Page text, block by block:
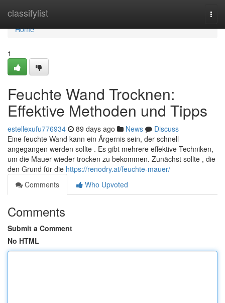
classifylist
Home
Home
1
Feuchte Wand Trocknen:
Effektive Methoden und Tipps
estellexufu776934 89 days ago News
Discuss
Eine feuchte Wand kann ein Ärgernis sein, der schnell
angegangen werden sollte . Es gibt mehrere effektive Techniken,
um die Mauer wieder trocken zu bekommen. Zunächst sollte , die
den Grund für die https://renodry.at/feuchte-mauer/
Comments
Who Upvoted
Comments
Submit a Comment
No HTML